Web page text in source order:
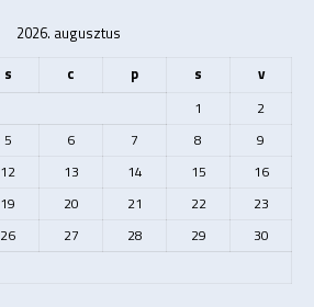
2026. augusztus
s c p s v
1
2
5 6 7 8
9
12 13 14 15
16
19 20 21 22
23
26 27 28 29
30